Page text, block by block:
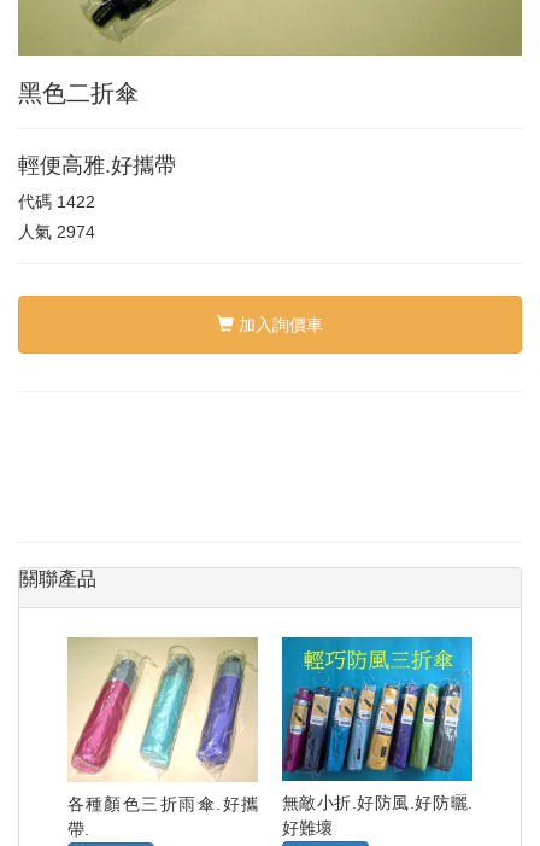
黑色二折傘
輕便高雅.好攜帶
代碼 1422
人氣 2974
加入詢價車
關聯產品
各種顏色三折雨傘.好攜
帶.
無敵小折.好防風.好防曬.
好難壞